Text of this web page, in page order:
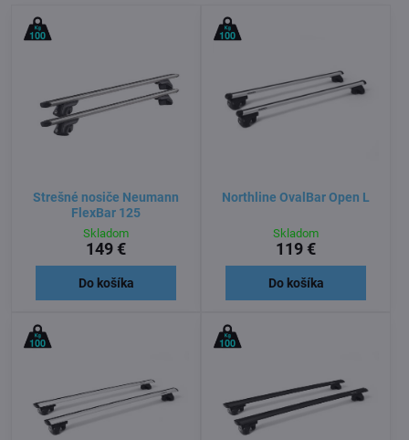
Strešné nosiče Neumann
FlexBar 125
Skladom
149 €
Do košíka
Northline OvalBar Open L
Skladom
119 €
Do košíka